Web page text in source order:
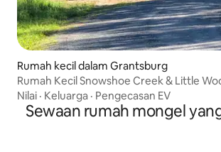
Rumah kecil dalam Grantsburg
Rumah Kecil Snowshoe Creek & Little
Nilai · Keluarga · Pengecasan EV
Sewaan rumah mongel